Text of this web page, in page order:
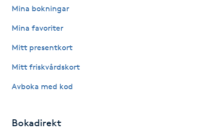
Hot yoga
Hudföryngring
Mina bokningar
Mina favoriter
Mitt presentkort
Mitt friskvårdskort
Avboka med kod
Bokadirekt